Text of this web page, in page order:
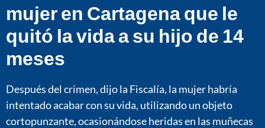
mujer en Cartagena que le
quitó la vida a su hijo de 14
meses
Después del crimen, dijo la Fiscalía, la mujer habría
intentado acabar con su vida, utilizando un objeto
cortopunzante, ocasionándose heridas en las muñecas